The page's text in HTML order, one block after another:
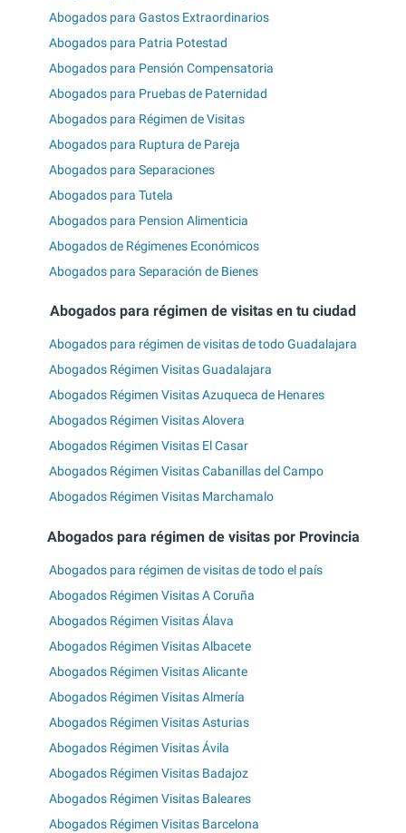
Abogados para Gastos Extraordinarios
Abogados para Patria Potestad
Abogados para Pensión Compensatoria
Abogados para Pruebas de Paternidad
Abogados para Régimen de Visitas
Abogados para Ruptura de Pareja
Abogados para Separaciones
Abogados para Tutela
Abogados para Pension Alimenticia
Abogados de Régimenes Económicos
Abogados para Separación de Bienes
Abogados para régimen de visitas en tu ciudad
Abogados para régimen de visitas de todo Guadalajara
Abogados Régimen Visitas Guadalajara
Abogados Régimen Visitas Azuqueca de Henares
Abogados Régimen Visitas Alovera
Abogados Régimen Visitas El Casar
Abogados Régimen Visitas Cabanillas del Campo
Abogados Régimen Visitas Marchamalo
Abogados para régimen de visitas por Provincia
Abogados para régimen de visitas de todo el país
Abogados Régimen Visitas A Coruña
Abogados Régimen Visitas Álava
Abogados Régimen Visitas Albacete
Abogados Régimen Visitas Alicante
Abogados Régimen Visitas Almería
Abogados Régimen Visitas Asturias
Abogados Régimen Visitas Ávila
Abogados Régimen Visitas Badajoz
Abogados Régimen Visitas Baleares
Abogados Régimen Visitas Barcelona